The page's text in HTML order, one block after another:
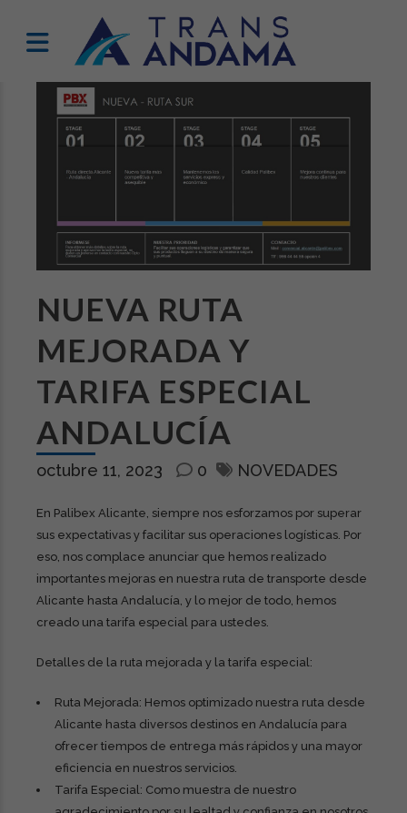
NUEVA RUTA
MEJORADA Y
TARIFA ESPECIAL
ANDALUCÍA
octubre 11, 2023 0 NOVEDADES
En Palibex Alicante, siempre nos esforzamos por superar
sus expectativas y facilitar sus operaciones logísticas. Por
eso, nos complace anunciar que hemos realizado
importantes mejoras en nuestra ruta de transporte desde
Alicante hasta Andalucía, y lo mejor de todo, hemos
creado una tarifa especial para ustedes.
Detalles de la ruta mejorada y la tarifa especial:
Ruta Mejorada: Hemos optimizado nuestra ruta desde
Alicante hasta diversos destinos en Andalucía para
ofrecer tiempos de entrega más rápidos y una mayor
eficiencia en nuestros servicios.
Tarifa Especial: Como muestra de nuestro